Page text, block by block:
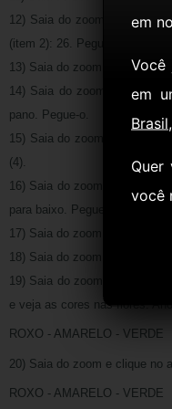
em
Você
em
Brasil
Quer
você
12) Saia do zoom e clique
(item 2): 26. Pegue a FACA.
13) Saia do zoom e clique no
14) Saia do zoom e clique
pano. Pegue-o.
15) Saia do zoom e clique
(4).
16) Saia do zoom e vire à
para baixo. Pegue a CHAVE.
17) Saia do zoom e clique no
18) Saia do zoom e clique no
19) Saia do zoom e clique no
e veja as cores nas flores.
ROXO - AMARELO - VERDE
20) Saia do zoom e clique no
ROXO - AMARELO - VERDE